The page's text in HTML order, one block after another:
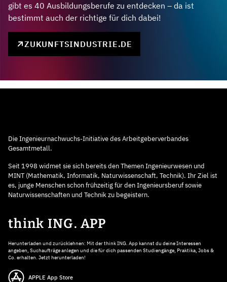
gibt es 40 Ausbildungsberufe zu entdecken – da ist
bestimmt auch der richtige für dich dabei!
ZUKUNFTSINDUSTRIE.DE
Die Ingenieurnachwuchs-Initiative des Arbeitgeberverbandes
Gesamtmetall.
Seit 1998 widmet sie sich bereits den Themen Ingenieurwesen und
MINT (Mathematik, Informatik, Naturwissenschaft, Technik). Ihr Ziel ist
es, junge Menschen schon frühzeitig für den Ingenieursberuf sowie
Naturwissenschaften und Technik zu begeistern.
think ING. APP
Herunterladen und zurücklehnen: Mit der think ING. App kannst du deine Interessen
angeben, Suchaufträge anlegen und die für dich passenden Studiengänge, Praktika, Jobs &
Co. erhalten. Jetzt herunterladen!
APPLE App Store